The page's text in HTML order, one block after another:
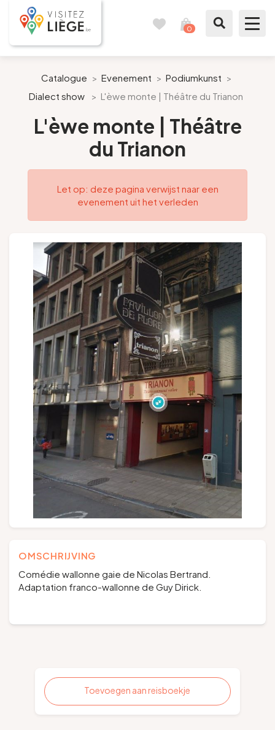
0
Inspiraties
Bereid mijn verblijf voor
Onze suggesties
Volg ons
Groepen en touroperators
EN NL
Catalogue > Evenement > Podiumkunst >
Dialect show
> L'èwe monte | Théâtre du Trianon
L'èwe monte | Théâtre
du Trianon
Let op: deze pagina verwijst naar een
evenement uit het verleden
OMSCHRIJVING
Comédie wallonne gaie de Nicolas Bertrand.
Adaptation franco-wallonne de Guy Dirick.
Toevoegen aan reisboekje